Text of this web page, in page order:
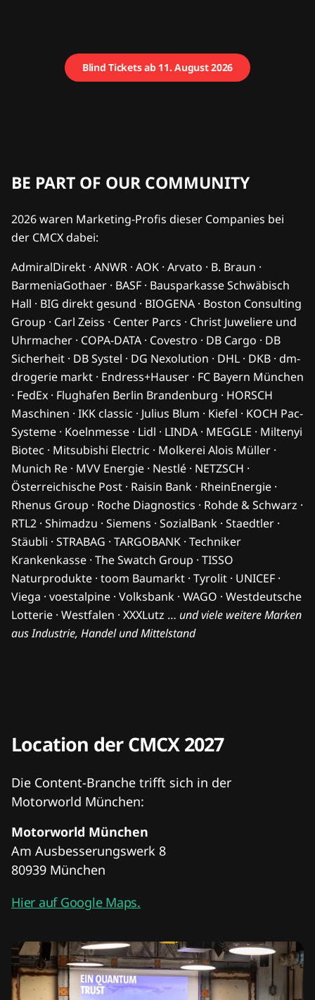
Blind Tickets ab 11. August 2026
BE PART OF OUR COMMUNITY
2026 waren Marketing-Profis dieser Companies bei
der CMCX dabei:
AdmiralDirekt · ANWR · AOK · Arvato · B. Braun ·
BarmeniaGothaer · BASF · Bausparkasse Schwäbisch
Hall · BIG direkt gesund · BIOGENA · Boston Consulting
Group · Carl Zeiss · Center Parcs · Christ Juweliere und
Uhrmacher · COPA-DATA · Covestro · DB Cargo · DB
Sicherheit · DB Systel · DG Nexolution · DHL · DKB · dm-
drogerie markt · Endress+Hauser · FC Bayern München
· FedEx · Flughafen Berlin Brandenburg · HORSCH
Maschinen · IKK classic · Julius Blum · Kiefel · KOCH Pac-
Systeme · Koelnmesse · Lidl · LINDA · MEGGLE · Miltenyi
Biotec · Mitsubishi Electric · Molkerei Alois Müller ·
Munich Re · MVV Energie · Nestlé · NETZSCH ·
Österreichische Post · Raisin Bank · RheinEnergie ·
Rhenus Group · Roche Diagnostics · Rohde & Schwarz ·
RTL2 · Shimadzu · Siemens · SozialBank · Staedtler ·
Stäubli · STRABAG · TARGOBANK · Techniker
Krankenkasse · The Swatch Group · TISSO
Naturprodukte · toom Baumarkt · Tyrolit · UNICEF ·
Viega · voestalpine · Volksbank · WAGO · Westdeutsche
Lotterie · Westfalen · XXXLutz … und viele weitere Marken
aus Industrie, Handel und Mittelstand
Location der CMCX 2027
Die Content-Branche trifft sich in der
Motorworld München:
Motorworld München
Am Ausbesserungswerk 8
80939 München
Hier auf Google Maps.